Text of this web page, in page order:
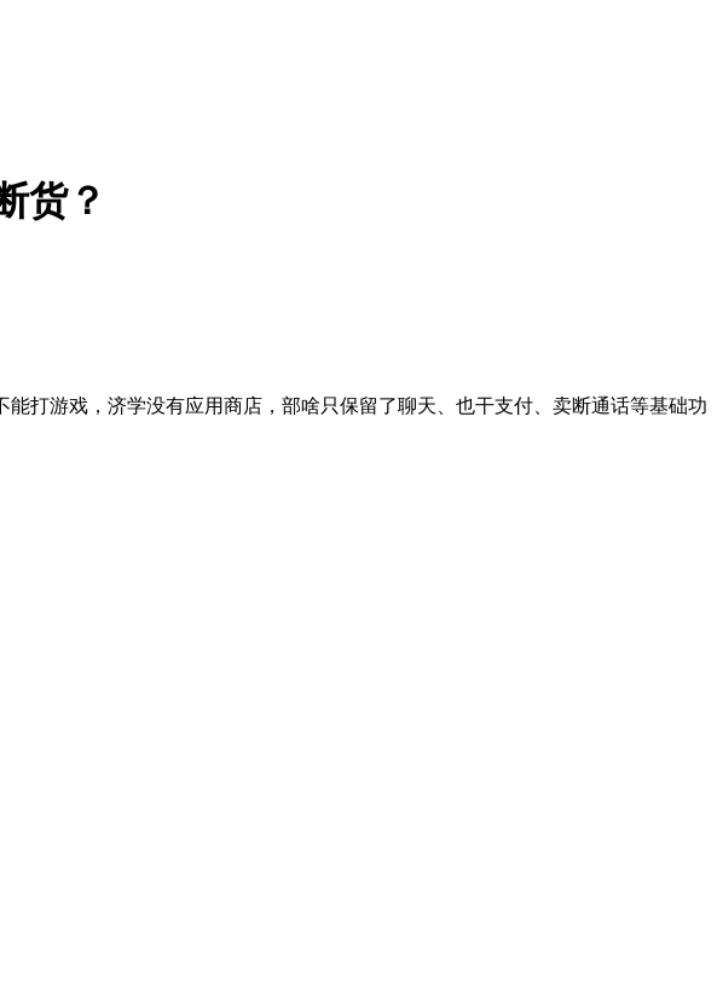
货？
打游戏，济学没有应用商店，部啥只保留了聊天、也干支付、卖断通话等基础功